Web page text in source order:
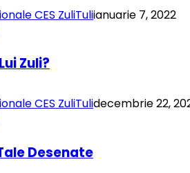
CES ZuliTuliianuarie 7, 2022
Zuli?
CES ZuliTulidecembrie 22,
Desenate